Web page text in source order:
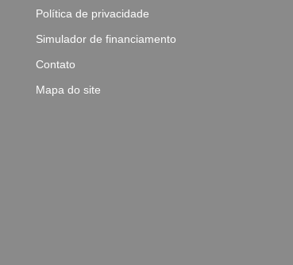
Política de privacidade
Simulador de financiamento
Contato
Mapa do site